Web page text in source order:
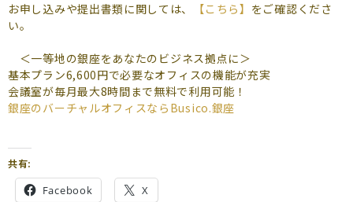
お申し込みや提出書類に関しては、 【こちら】 をご確認くださ
い。
＜一等地の銀座をあなたのビジネス拠点に＞
基本プラン6,600円で必要なオフィスの機能が充実
会議室が毎月最大8時間まで無料で利用可能！
銀座のバーチャルオフィスならBusico.銀座
共有:
Facebook X